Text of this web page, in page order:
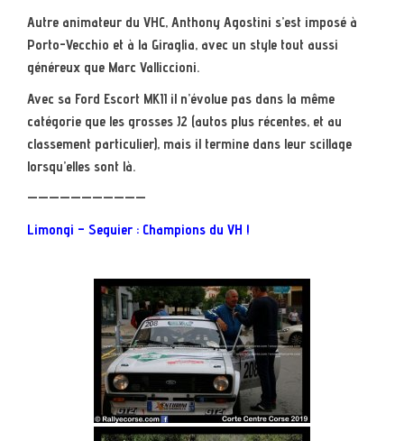
Autre animateur du VHC, Anthony Agostini s’est imposé à
Porto-Vecchio et à la Giraglia, avec un style tout aussi
généreux que Marc Valliccioni.
Avec sa Ford Escort MKII il n’évolue pas dans la même
catégorie que les grosses J2 (autos plus récentes, et au
classement particulier), mais il termine dans leur scillage
lorsqu’elles sont là.
———————————
Limongi – Seguier : Champions du VH !